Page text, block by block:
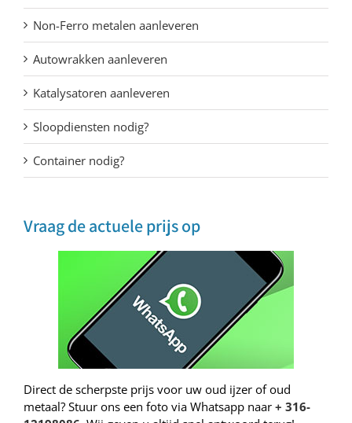
Non-Ferro metalen aanleveren
Autowrakken aanleveren
Katalysatoren aanleveren
Sloopdiensten nodig?
Container nodig?
Vraag de actuele prijs op
Direct de scherpste prijs voor uw oud ijzer of oud
metaal? Stuur ons een foto via Whatsapp naar + 316-